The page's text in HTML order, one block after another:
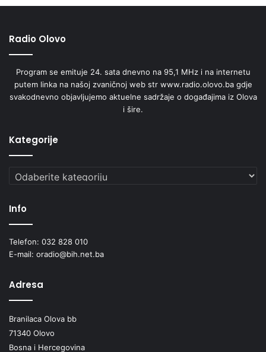
Radio Olovo
Program se emituje 24. sata dnevno na 95,1 MHz i na internetu
putem linka na našoj zvaničnoj web str www.radio.olovo.ba gdje
svakodnevno objavljujemo aktuelne sadržaje o događajima iz Olova
i šire.
Kategorije
Kategorije
Info
Telefon: 032 828 010
E-mail: oradio@bih.net.ba
Adresa
Branilaca Olova bb
71340 Olovo
Bosna i Hercegovina